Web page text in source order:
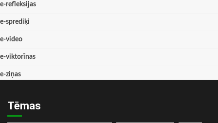
e-refleksijas
e-sprediķi
e-video
e-viktorīnas
e-ziņas
Tēmas